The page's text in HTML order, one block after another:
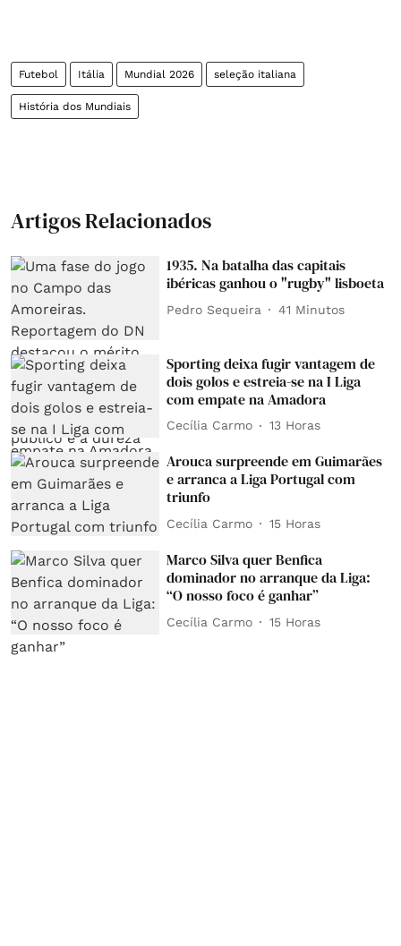
Futebol Itália Mundial 2026 seleção italiana
História dos Mundiais
Artigos Relacionados
1935. Na batalha das capitais
ibéricas ganhou o "rugby" lisboeta
Pedro Sequeira 41 Minutos
Sporting deixa fugir vantagem de
dois golos e estreia-se na I Liga
com empate na Amadora
Cecília Carmo 13 Horas
Arouca surpreende em Guimarães
e arranca a Liga Portugal com
triunfo
Cecília Carmo 15 Horas
Marco Silva quer Benfica
dominador no arranque da Liga:
“O nosso foco é ganhar”
Cecília Carmo 15 Horas